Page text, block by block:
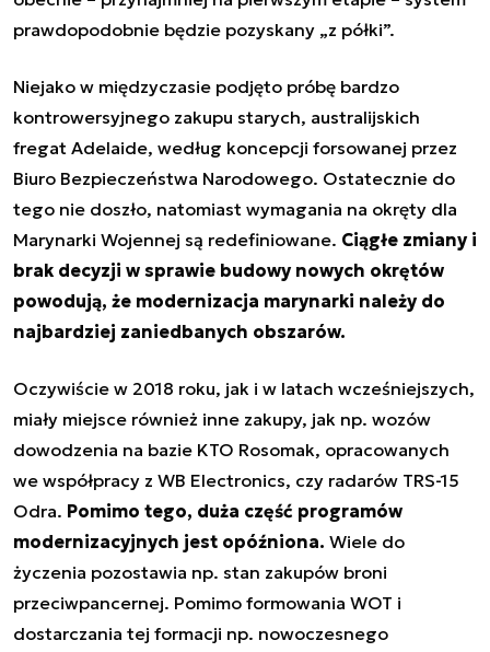
prawdopodobnie będzie pozyskany „z półki”.
Niejako w międzyczasie podjęto próbę bardzo
kontrowersyjnego zakupu starych, australijskich
fregat Adelaide, według koncepcji forsowanej przez
Biuro Bezpieczeństwa Narodowego. Ostatecznie do
tego nie doszło, natomiast wymagania na okręty dla
Marynarki Wojennej są redefiniowane. Ciągłe zmiany i
brak decyzji w sprawie budowy nowych okrętów
powodują, że modernizacja marynarki należy do
najbardziej zaniedbanych obszarów.
Oczywiście w 2018 roku, jak i w latach wcześniejszych,
miały miejsce również inne zakupy, jak np. wozów
dowodzenia na bazie KTO Rosomak, opracowanych
we współpracy z WB Electronics, czy radarów TRS-15
Odra. Pomimo tego, duża część programów
modernizacyjnych jest opóźniona. Wiele do
życzenia pozostawia np. stan zakupów broni
przeciwpancernej. Pomimo formowania WOT i
dostarczania tej formacji np. nowoczesnego